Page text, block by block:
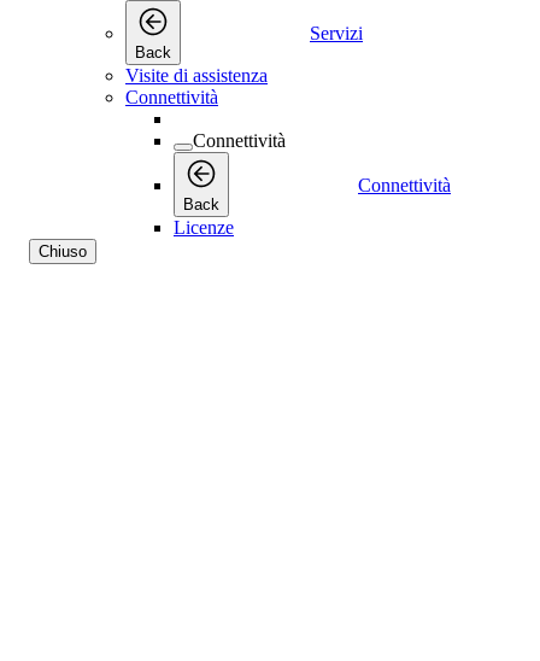
Back
Servizi
Visite di assistenza
Connettività
Connettività
Back
Connettività
Licenze
Chiuso